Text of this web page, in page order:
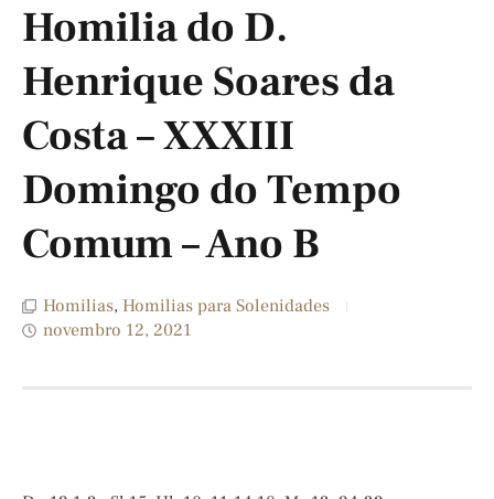
Homilia do D.
Henrique Soares da
Costa – XXXIII
Domingo do Tempo
Comum – Ano B
Homilias, Homilias para Solenidades
novembro 12, 2021